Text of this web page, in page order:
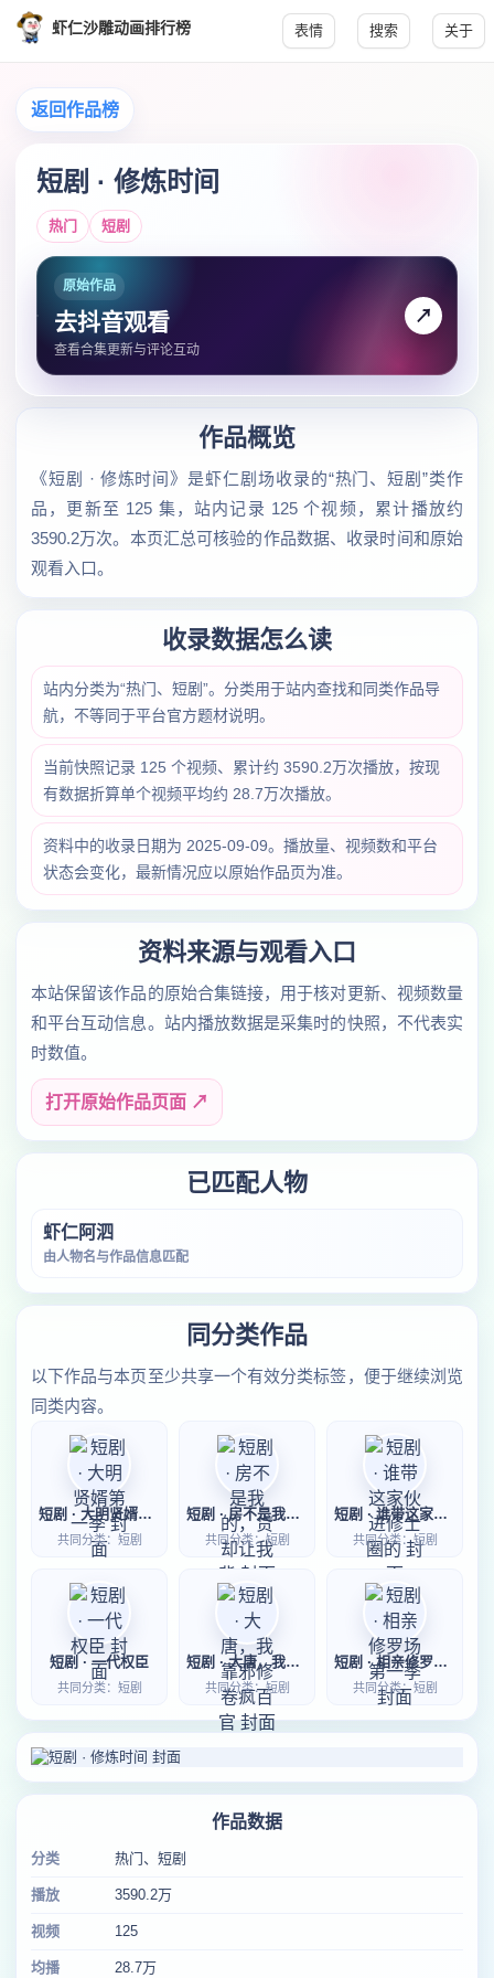
虾仁沙雕动画排行榜 表情 搜索 关于
返回作品榜
短剧 · 修炼时间
热门 短剧
原始作品
去抖音观看
查看合集更新与评论互动
↗
作品概览
《短剧 · 修炼时间》是虾仁剧场收录的“热门、短剧”类作
品，更新至 125 集，站内记录 125 个视频，累计播放约
3590.2万次。本页汇总可核验的作品数据、收录时间和原始
观看入口。
收录数据怎么读
站内分类为“热门、短剧”。分类用于站内查找和同类作品导
航，不等同于平台官方题材说明。
当前快照记录 125 个视频、累计约 3590.2万次播放，按现
有数据折算单个视频平均约 28.7万次播放。
资料中的收录日期为 2025-09-09。播放量、视频数和平台
状态会变化，最新情况应以原始作品页为准。
资料来源与观看入口
本站保留该作品的原始合集链接，用于核对更新、视频数量
和平台互动信息。站内播放数据是采集时的快照，不代表实
时数值。
打开原始作品页面 ↗
已匹配人物
虾仁阿泗
由人物名与作品信息匹配
同分类作品
以下作品与本页至少共享一个有效分类标签，便于继续浏览
同类内容。
短剧 · 大明贤婿第一季
共同分类：短剧
短剧 · 房不是我的，贷却让我背
共同分类：短剧
短剧 · 谁带这家伙进修士圈的
共同分类：短剧
短剧 · 一代权臣
共同分类：短剧
短剧 · 大唐，我靠邪修卷疯百官
共同分类：短剧
短剧 · 相亲修罗场第一季
共同分类：短剧
作品数据
分类 热门、短剧
播放 3590.2万
视频 125
均播 28.7万